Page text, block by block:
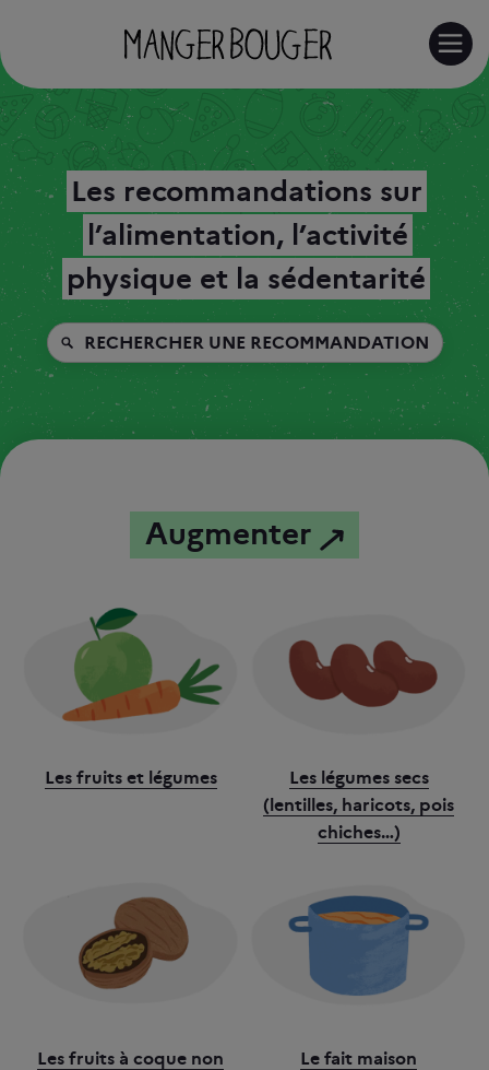
Les recommandations sur
l’alimentation, l’activité
physique et la sédentarité
RECHERCHER UNE RECOMMANDATION
Augmenter
Les fruits et légumes
Les légumes secs
(lentilles, haricots, pois
chiches…)
Les fruits à coque non
Le fait maison